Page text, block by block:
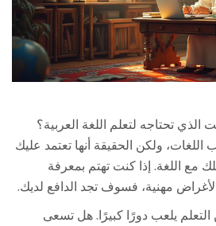
تحتاجه لتعلم اللغة العربية؟
ولكن الحقيقة أنها تعتمد عليك
مع اللغة. إذا كنت تهتم بمعرفة
لأغراض مهنية، فسوف تجد الدافع لديك.
يلعب دورًا كبيرًا. هل تسعى